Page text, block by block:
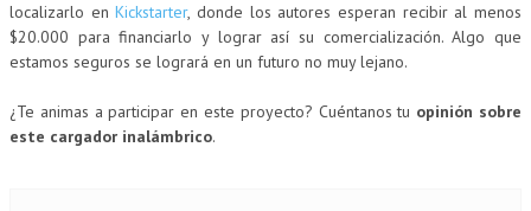
localizarlo enKickstarter, donde los autores esperan recibir al menos
$20.000 para financiarlo y lograr así su comercialización. Algo que
estamos seguros se logrará en un futuro no muy lejano.
¿Te animas a participar en este proyecto? Cuéntanos tu opinión sobre
este cargador inalámbrico.